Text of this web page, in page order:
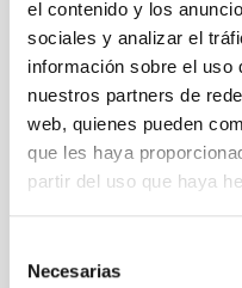
el contenido y los
sociales y analizar el
información sobre el uso
nuestros partners de
web, quienes pueden
que les haya
partir del uso que haya
Necesarias